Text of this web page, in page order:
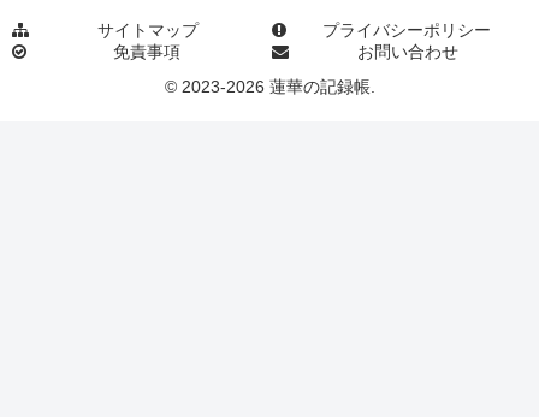
サイトマップ
プライバシーポリシー
免責事項
お問い合わせ
© 2023-2026 蓮華の記録帳.